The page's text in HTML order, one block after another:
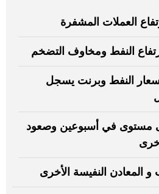
العملات المشفرة
النفط ومخاوف التضخم
النفط وبرنت يسجل
مستوى في أسبوعين وصعود
و المعادن النفيسة الأخرى